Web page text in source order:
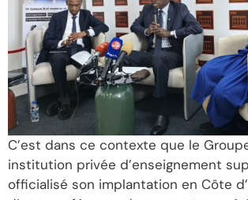
C’est dans ce contexte que le
institution privée d’enseignement
officialisé son implantation en Côte